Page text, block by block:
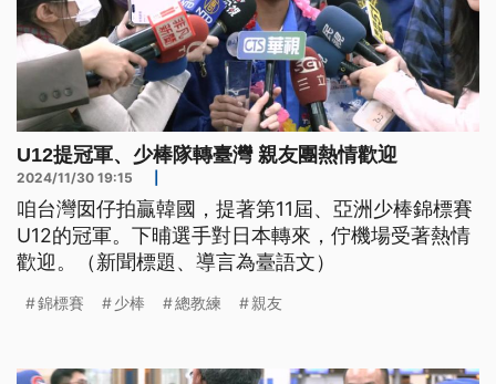
U12提冠軍、少棒隊轉臺灣 親友團熱情歡迎
2024/11/30 19:15
咱台灣囡仔拍贏韓國，提著第11屆、亞洲少棒錦標賽
U12的冠軍。下晡選手對日本轉來，佇機場受著熱情
歡迎。（新聞標題、導言為臺語文）
錦標賽 少棒 總教練 親友